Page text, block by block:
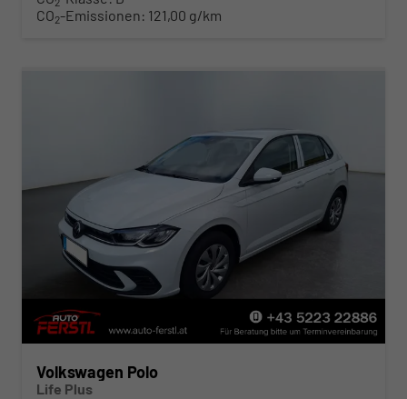
CO2-Emissionen: 121,00 g/km
Volkswagen Polo
Life Plus